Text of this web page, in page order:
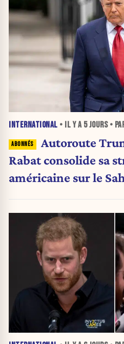
INTERNATIONAL • IL Y A 5 JOURS•
Autoroute
Rabat consolide sa
américaine sur le